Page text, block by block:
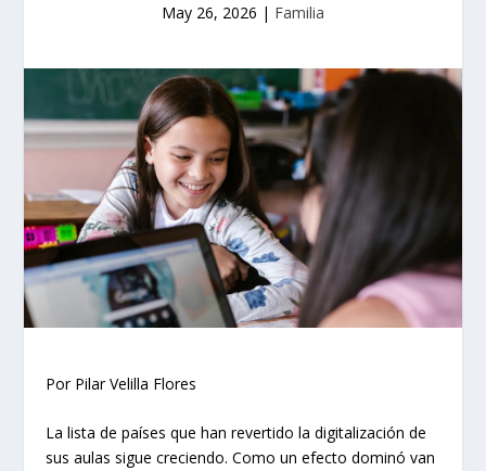
May 26, 2026 | Familia
Por Pilar Velilla Flores
La lista de países que han revertido la digitalización de
sus aulas sigue creciendo. Como un efecto dominó van